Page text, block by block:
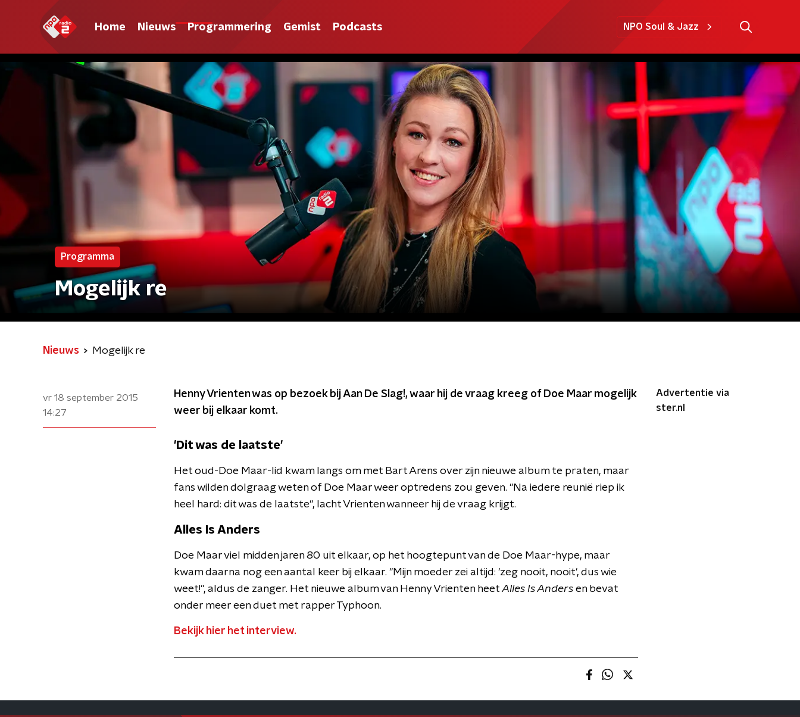
Home Nieuws Programmering Gemist Podcasts NPO Soul & Jazz
Programma
Mogelijk re
Nieuws Mogelijk re
vr 18 september 2015
14:27
Henny Vrienten was op bezoek bij Aan De Slag!, waar hij de vraag kreeg of Doe Maar mogelijk
weer bij elkaar komt.
'Dit was de laatste'
Het oud-Doe Maar-lid kwam langs om met Bart Arens over zijn nieuwe album te praten, maar
fans wilden dolgraag weten of Doe Maar weer optredens zou geven. "Na iedere reunië riep ik
heel hard: dit was de laatste", lacht Vrienten wanneer hij de vraag krijgt.
Alles Is Anders
Doe Maar viel midden jaren 80 uit elkaar, op het hoogtepunt van de Doe Maar-hype, maar
kwam daarna nog een aantal keer bij elkaar. "Mijn moeder zei altijd: 'zeg nooit, nooit', dus wie
weet!", aldus de zanger. Het nieuwe album van Henny Vrienten heet Alles Is Anders en bevat
onder meer een duet met rapper Typhoon.
Bekijk hier het interview.
Advertentie via
ster.nl